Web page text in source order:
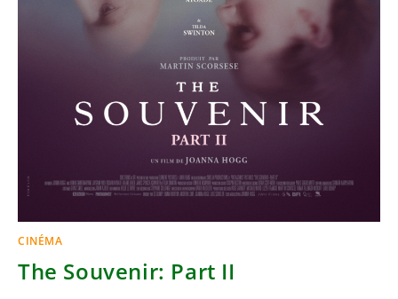
CINÉMA
The Souvenir: Part II